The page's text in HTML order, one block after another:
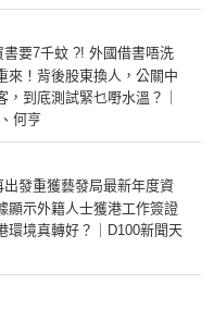
書要7千蚊 ?! 外國借書唔洗
來！背後股東換人，公關中
到底測試緊乜嘢水溫？｜
何亨
出發重獲藝發局最新年度資
顯示外籍人士獲港工作簽證
環境真轉好？｜D100新聞天